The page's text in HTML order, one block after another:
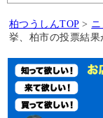
柏つうしんTOP >
挙、柏市の投票結